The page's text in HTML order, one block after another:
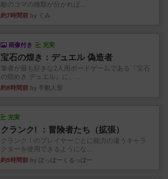
敵のコマの種類が分かれば...
約7時間前 by くみ
画像付き 充実
宝石の煌き：デュエル 偽造者
筆者が最も好きな2人用ボードゲームである『宝石
の煌めき デュエル』に、...
約8時間前 by 手動人形
充実
クランク! ：冒険者たち（拡張）
クランク！のプレイヤーごとに能力の違うキャラ
クターを使用できるようにな...
約9時間前 by ぽっぽーくるっぽー